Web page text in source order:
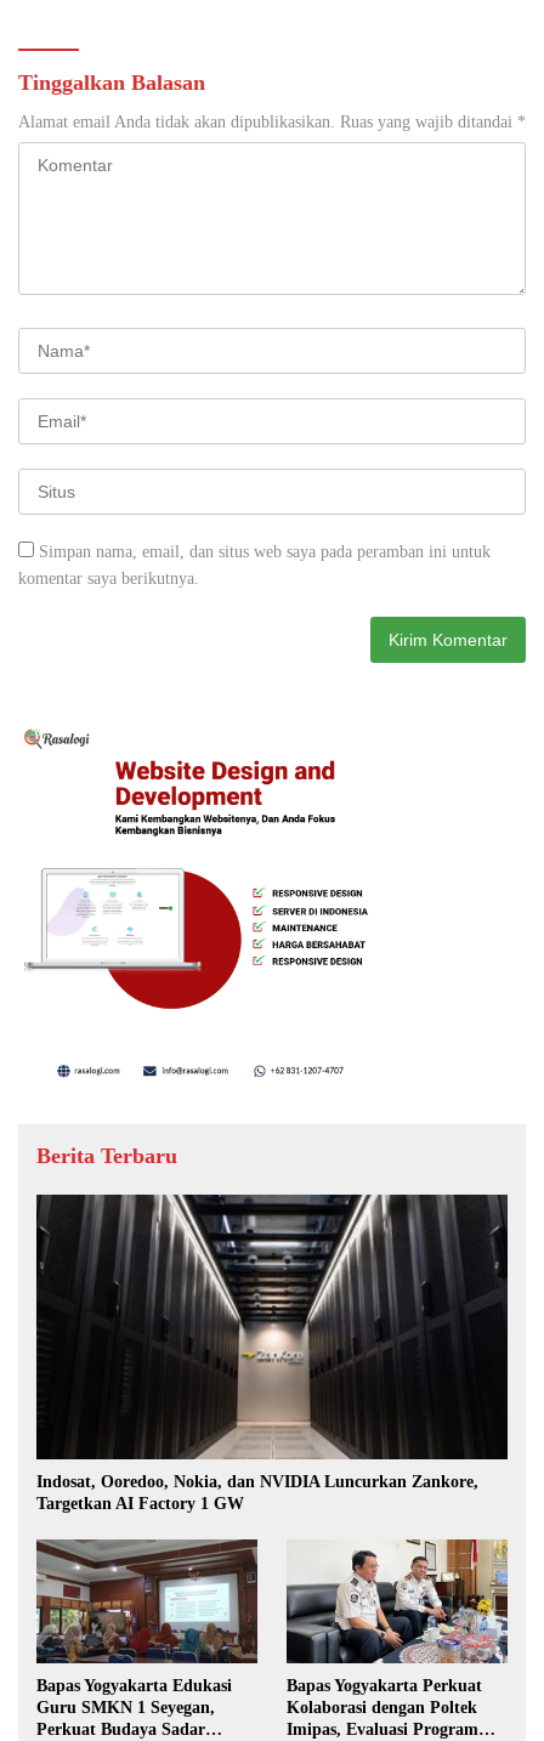
Tinggalkan Balasan
Alamat email Anda tidak akan dipublikasikan. Ruas yang wajib ditandai *
Simpan nama, email, dan situs web saya pada peramban ini untuk
komentar saya berikutnya.
Berita Terbaru
Indosat, Ooredoo, Nokia, dan NVIDIA Luncurkan Zankore,
Targetkan AI Factory 1 GW
Bapas Yogyakarta Edukasi
Guru SMKN 1 Seyegan,
Perkuat Budaya Sadar
Bapas Yogyakarta Perkuat
Kolaborasi dengan Poltek
Imipas, Evaluasi Program